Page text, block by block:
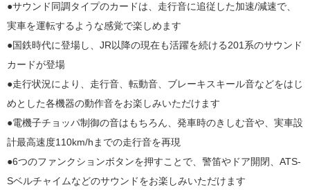
●サウンド同調タイプのカードは、走行音に追従した加速/減速で、
実車を運転するような感覚で楽しめます
●国鉄時代に登場し、JR以降の現在も活躍を続ける201系のサウンド
カードが登場
●走行状況により、走行音、転動音、ブレーキスキール音などをはじ
めとした各機器の動作音をお楽しみいただけます
●電機子チョッパ制御の音はもちろん、発車時のきしむ音や、実車設
計最高速度110km/hまでの走行音を再現
●6つのファンクションボタンを押すことで、警笛やドア開閉、ATS-
Sベルチャイムなどのサウンドをお楽しみいただけます